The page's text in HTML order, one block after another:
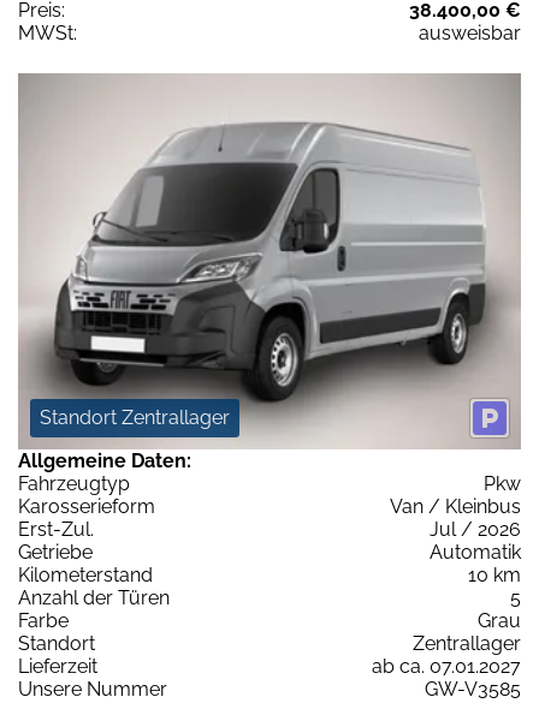
Preis:
38.400,00 €
MWSt:
ausweisbar
Standort Zentrallager
Allgemeine Daten:
Fahrzeugtyp
Pkw
Karosserieform
Van / Kleinbus
Erst-Zul.
Jul / 2026
Getriebe
Automatik
Kilometerstand
10 km
Anzahl der Türen
5
Farbe
Grau
Standort
Zentrallager
Lieferzeit
ab ca. 07.01.2027
Unsere Nummer
GW-V3585